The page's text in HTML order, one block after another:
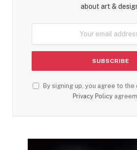
about art &
By signing up, you agree to
Privacy Policy